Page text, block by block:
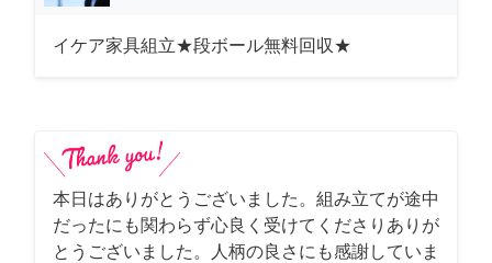
イケア家具組立★段ボール無料回収★
本日はありがとうございました。組み立てが途中
だったにも関わらず心良く受けてくださりありが
とうございました。人柄の良さにも感謝していま